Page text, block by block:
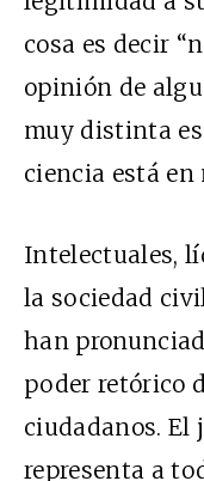
cosa es decir
opinión de
muy distinta
ciencia está en
Intelectuales,
la sociedad
han
poder retórico
ciudadanos. El
representa a